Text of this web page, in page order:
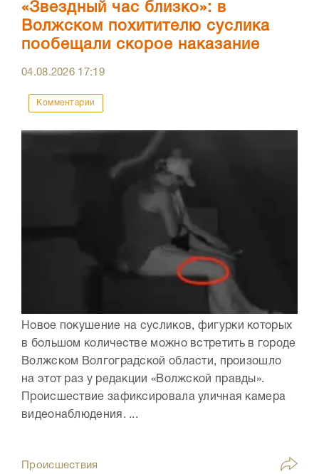
«Звездный час близко»: в
Волжском похитителю суслика
пообещали скорое наказание
04.08.2026 17:19
Комментарии
Новое покушение на сусликов, фигурки которых
в большом количестве можно встретить в городе
Волжском Волгоградской области, произошло
на этот раз у редакции «Волжской правды».
Происшествие зафиксировала уличная камера
видеонаблюдения. ...
Происшествия